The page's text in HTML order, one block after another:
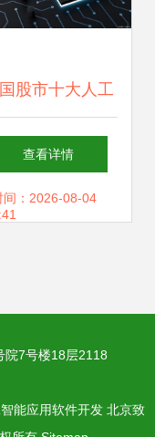
股市十大人工
能龙头细分名单
（建议收藏）
查看详情
间：2026-08-04
院7号楼18层2118
智能应用软件开发 北京致